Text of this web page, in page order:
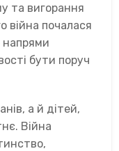
та вигорання
війна почалася
бути поруч
а й дітей,
Війна